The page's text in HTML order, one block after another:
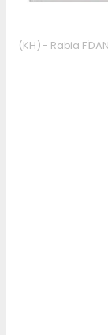
(KH) - Rabia